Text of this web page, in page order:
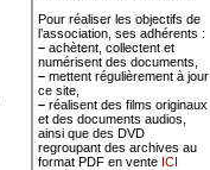
Pour réaliser les objectifs de
l’association, ses adhérents :
– achètent, collectent et
numérisent des documents,
– mettent régulièrement à jour
ce site,
– réalisent des films originaux
et des documents audios,
ainsi que des DVD
regroupant des archives au
format PDF en vente ICI